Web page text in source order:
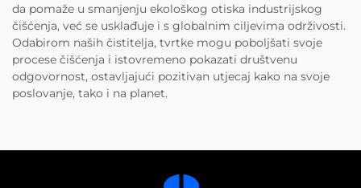
da pomaže u smanjenju ekološkog otiska industrijskog
čišćenja, već se usklađuje i s globalnim ciljevima održivosti.
Odabirom naših čistitelja, tvrtke mogu poboljšati svoje
procese čišćenja i istovremeno pokazati društvenu
odgovornost, ostavljajući pozitivan utjecaj kako na svoje
poslovanje, tako i na planet.